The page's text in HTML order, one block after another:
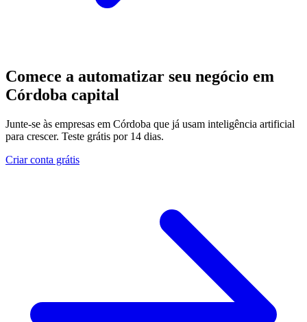
Comece a automatizar seu negócio em
Córdoba capital
Junte-se às empresas em Córdoba que já usam inteligência artificial
para crescer. Teste grátis por 14 dias.
Criar conta grátis